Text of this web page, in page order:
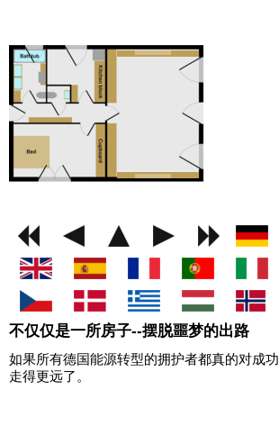
不仅仅是一所房子--摆脱噩梦的出路
如果所有德国能源转型的拥护者都真的对成
走得更远了。